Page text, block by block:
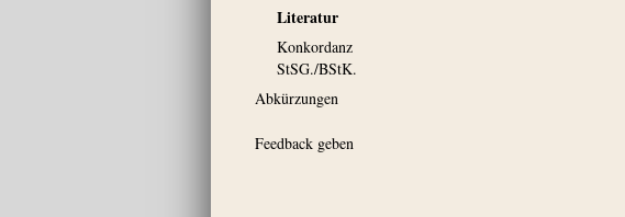
Literatur
Konkordanz
StSG./BStK.
Abkürzungen
Feedback geben